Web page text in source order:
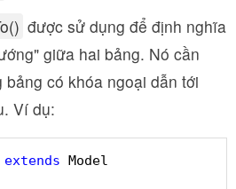
được sử dụng để định nghĩa
giữa hai bảng. Nó cần
có khóa ngoại dẫn tới
Ví dụ:
extends Model